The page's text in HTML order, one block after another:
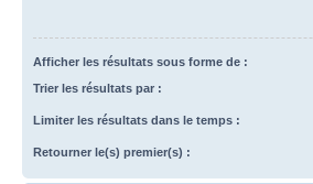
Afficher les résultats sous forme de :
Trier les résultats par :
Limiter les résultats dans le temps :
Retourner le(s) premier(s) :